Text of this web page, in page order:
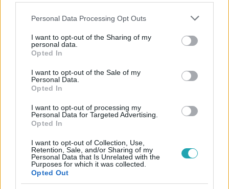
Please note that this website/app uses one or more Google
not limited to your visit or usage behaviour. You may click to
grant or deny consent to Google and its third-party tags to
use your data for below specified purposes in below Google
consent section.
Personal Data Processing Opt Outs
I want to opt-out of the Sharing of my
personal data.
Opted In
I want to opt-out of the Sale of my
Personal Data.
Opted In
I want to opt-out of processing my
Personal Data for Targeted Advertising.
Opted In
I want to opt-out of Collection, Use,
Retention, Sale, and/or Sharing of my
Personal Data that Is Unrelated with the
Purposes for which it was collected.
Opted Out
Népszerű